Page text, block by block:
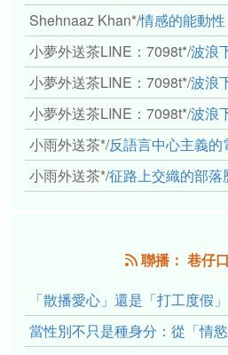
Shehnaaz Khan*/情感的能動性：
小夢外送茶LINE：7098t*/波浪
小夢外送茶LINE：7098t*/波浪
小夢外送茶LINE：7098t*/波浪
小雨外送茶*/反語言中心主義的電影
小雨外送茶*/征路上交織的部落歷史、族群與國家邊界敘事
聯播： 巷仔